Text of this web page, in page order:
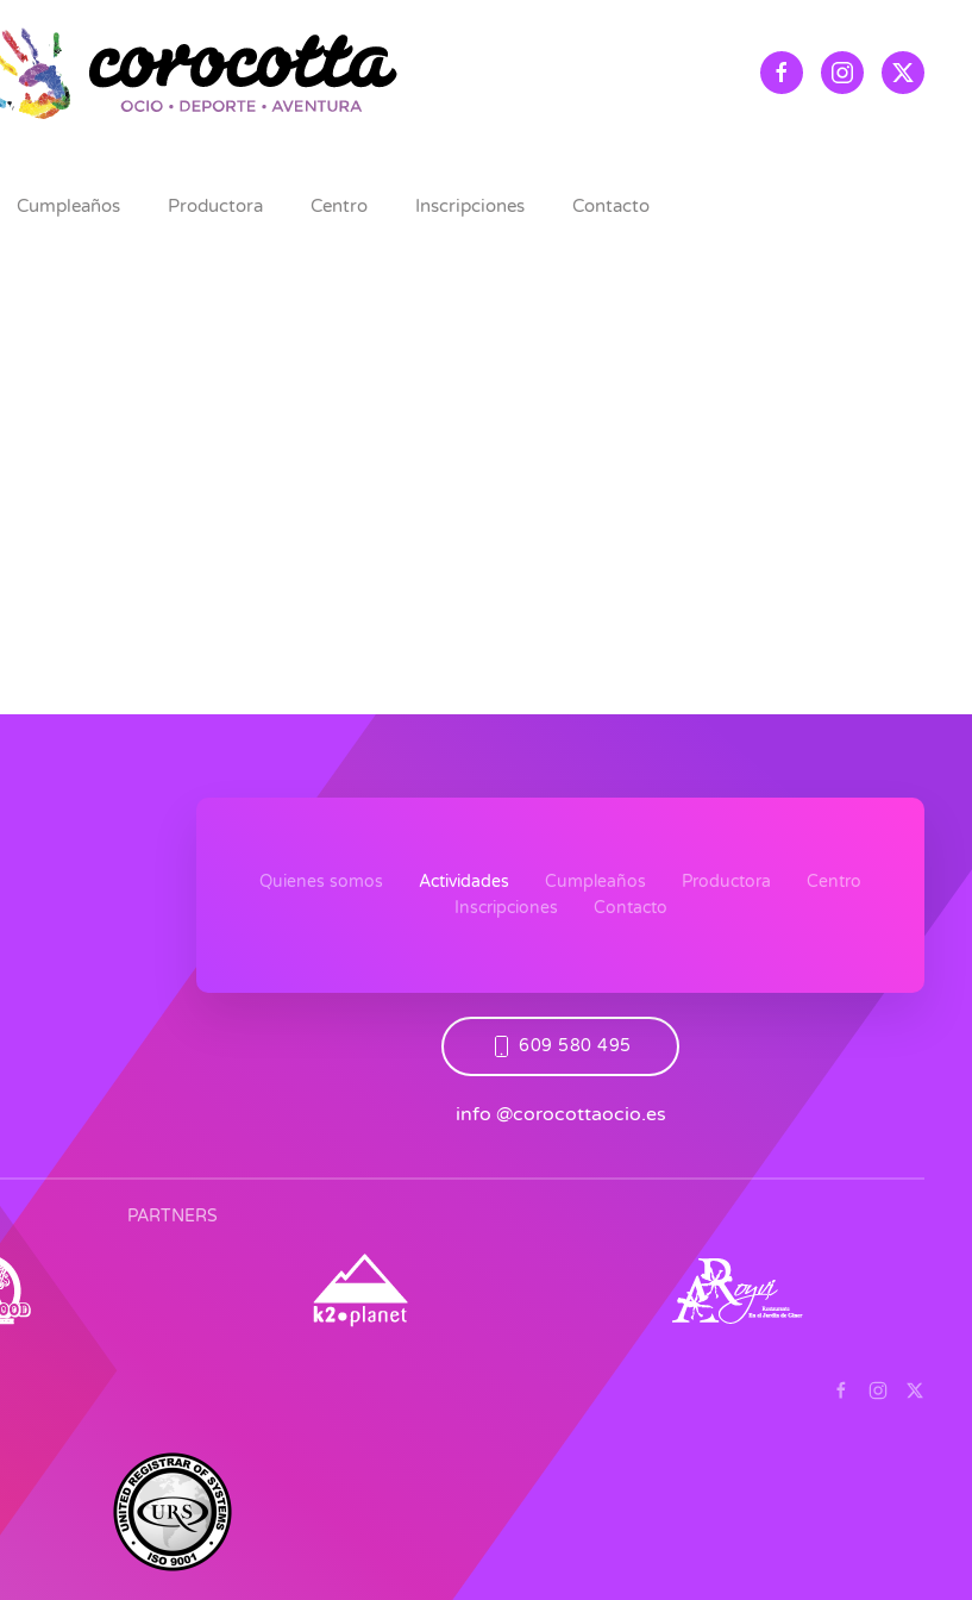
Cumpleaños Productora Centro Inscripciones Contacto
Quienes somos Actividades Cumpleaños Productora
Centro
Inscripciones
Contacto
609 580 495
info @corocottaocio.es
PARTNERS